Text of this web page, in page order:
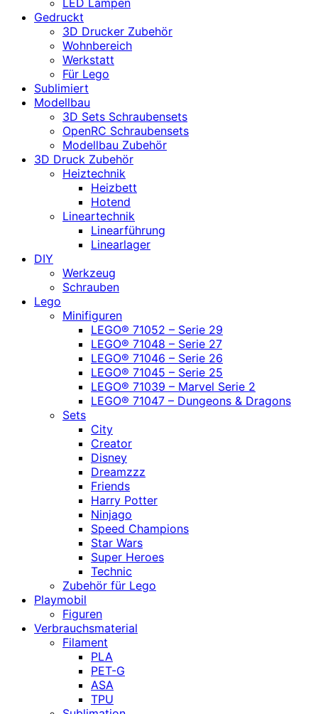
LED Lampen
Gedruckt
3D Drucker Zubehör
Wohnbereich
Werkstatt
Für Lego
Sublimiert
Modellbau
3D Sets Schraubensets
OpenRC Schraubensets
Modellbau Zubehör
3D Druck Zubehör
Heiztechnik
Heizbett
Hotend
Lineartechnik
Linearführung
Linearlager
DIY
Werkzeug
Schrauben
Lego
Minifiguren
LEGO® 71052 – Serie 29
LEGO® 71048 – Serie 27
LEGO® 71046 – Serie 26
LEGO® 71045 – Serie 25
LEGO® 71039 – Marvel Serie 2
LEGO® 71047 – Dungeons & Dragons
Sets
City
Creator
Disney
Dreamzzz
Friends
Harry Potter
Ninjago
Speed Champions
Star Wars
Super Heroes
Technic
Zubehör für Lego
Playmobil
Figuren
Verbrauchsmaterial
Filament
PLA
PET-G
ASA
TPU